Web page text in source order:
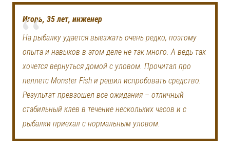
Игорь, 35 лет, инженер
На рыбалку удается выезжать очень редко, поэтому
опыта и навыков в этом деле не так много. А ведь так
хочется вернуться домой с уловом. Прочитал про
пеллетс Monster Fish и решил испробовать средство.
Результат превзошел все ожидания – отличный
стабильный клев в течение нескольких часов и с
рыбалки приехал с нормальным уловом.